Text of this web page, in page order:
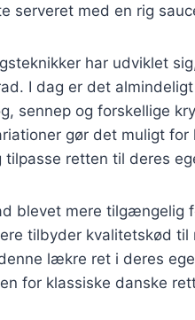
serveret med en rig
har udviklet
I dag er det
sennep og forskellige
gør det muligt
tilpasse retten til deres
blevet mere tilgængelig
tilbyder kvalitetskød
lækre ret i deres
for klassiske danske